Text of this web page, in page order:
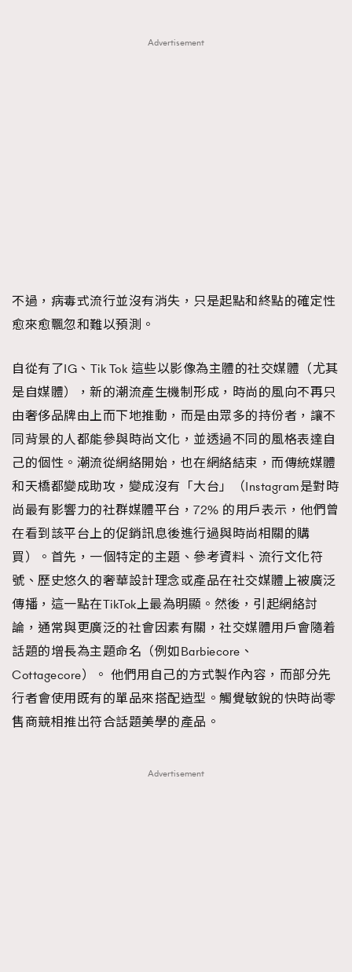
Advertisement
不過，病毒式流行並沒有消失，只是起點和終點的確定性
愈來愈飄忽和難以預測。
自從有了IG、Tik Tok 這些以影像為主體的社交媒體（尤其
是自媒體），新的潮流產生機制形成，時尚的風向不再只
由奢侈品牌由上而下地推動，而是由眾多的持份者，讓不
同背景的人都能參與時尚文化，並透過不同的風格表達自
己的個性。潮流從網絡開始，也在網絡結束，而傳統媒體
和天橋都變成助攻，變成沒有「大台」（Instagram是對時
尚最有影響力的社群媒體平台，72% 的用戶表示，他們曾
在看到該平台上的促銷訊息後進行過與時尚相關的購
買）。首先，一個特定的主題、參考資料、流行文化符
號、歷史悠久的奢華設計理念或產品在社交媒體上被廣泛
傳播，這一點在TikTok上最為明顯。然後，引起網絡討
論，通常與更廣泛的社會因素有關，社交媒體用戶會隨着
話題的增長為主題命名（例如Barbiecore、
Cottagecore）。 他們用自己的方式製作內容，而部分先
行者會使用既有的單品來搭配造型。觸覺敏銳的快時尚零
售商競相推出符合話題美學的產品。
Advertisement